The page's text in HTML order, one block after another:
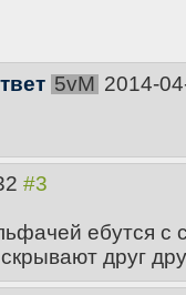
5vM 2014-
ебутся с
друг